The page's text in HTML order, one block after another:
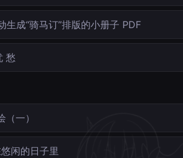
成“骑马订”排版的小册子 PDF
愁
一）
闲的日子里